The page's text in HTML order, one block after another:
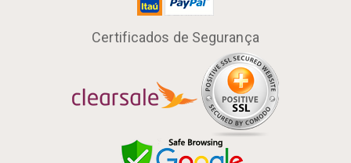
Certificados de Segurança